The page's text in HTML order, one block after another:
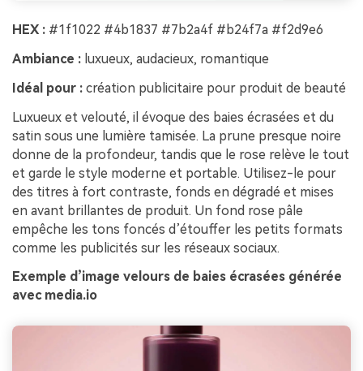
HEX : #1f1022 #4b1837 #7b2a4f #b24f7a #f2d9e6
Ambiance : luxueux, audacieux, romantique
Idéal pour : création publicitaire pour produit de beauté
Luxueux et velouté, il évoque des baies écrasées et du
satin sous une lumière tamisée. La prune presque noire
donne de la profondeur, tandis que le rose relève le tout
et garde le style moderne et portable. Utilisez-le pour
des titres à fort contraste, fonds en dégradé et mises
en avant brillantes de produit. Un fond rose pâle
empêche les tons foncés d’étouffer les petits formats
comme les publicités sur les réseaux sociaux.
Exemple d’image velours de baies écrasées générée
avec media.io